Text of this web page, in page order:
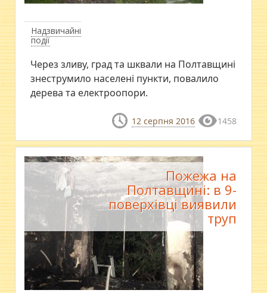
Надзвичайні
події
Через зливу, град та шквали на Полтавщині
знеструмило населені пункти, повалило
дерева та електроопори.
12 серпня 2016 1458
Пожежа на
Полтавщині: в 9-
поверхівці виявили
труп